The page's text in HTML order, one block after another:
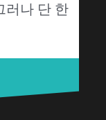
러나 단 한